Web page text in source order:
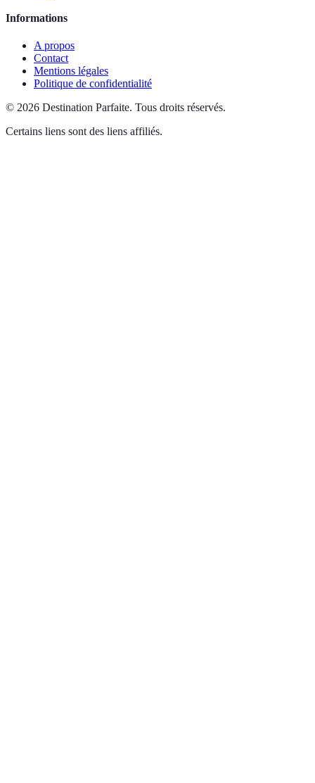
Informations
A propos
Contact
Mentions légales
Politique de confidentialité
© 2026 Destination Parfaite. Tous droits réservés.
Certains liens sont des liens affiliés.